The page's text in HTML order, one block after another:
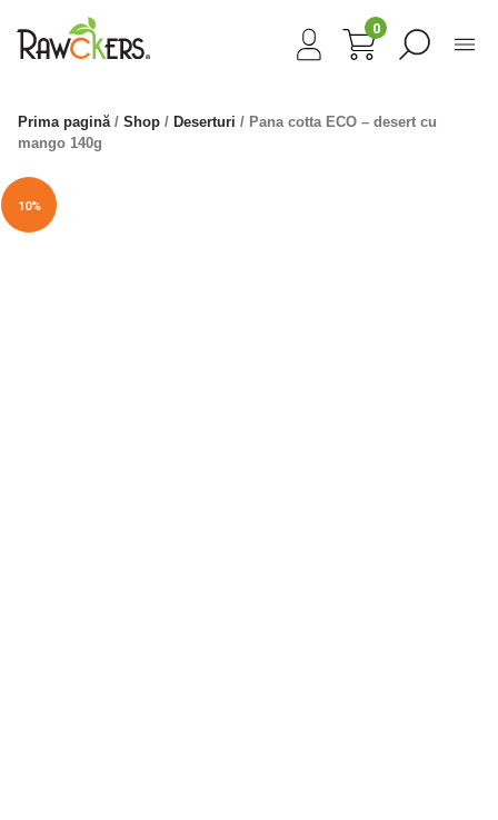
0
Prima pagină/ Shop / Deserturi / Pana cotta ECO – desert cu
mango 140g
10%